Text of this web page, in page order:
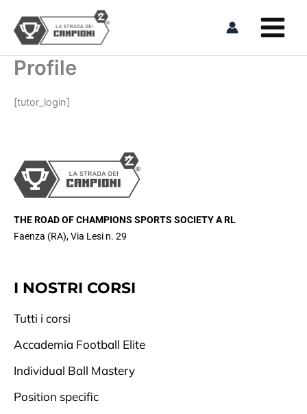
contenuto
Profile
[tutor_login]
THE ROAD OF CHAMPIONS SPORTS SOCIETY A RL
Faenza (RA), Via Lesi n. 29
I NOSTRI CORSI
Tutti i corsi
Accademia Football Elite
Individual Ball Mastery
Position specific